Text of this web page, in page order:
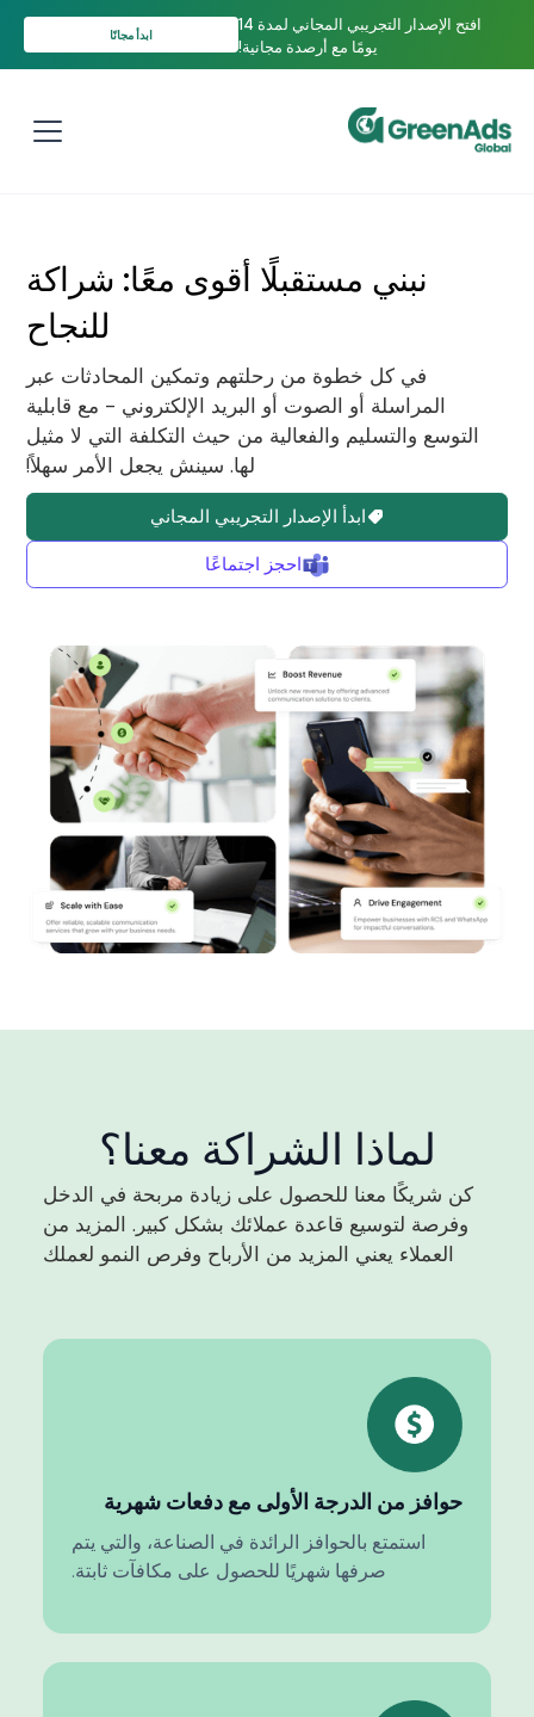
افتح الإصدار التجريبي المجاني لمدة 14
يومًا مع أرصدة مجانية!
ابدأ مجانًا
نبني مستقبلًا أقوى معًا: شراكة
للنجاح
في كل خطوة من رحلتهم وتمكين المحادثات عبر
المراسلة أو الصوت أو البريد الإلكتروني - مع قابلية
التوسع والتسليم والفعالية من حيث التكلفة التي لا مثيل
لها. سينش يجعل الأمر سهلاً!
ابدأ الإصدار التجريبي المجاني
احجز اجتماعًا
لماذا الشراكة معنا؟
كن شريكًا معنا للحصول على زيادة مربحة في الدخل
وفرصة لتوسيع قاعدة عملائك بشكل كبير. المزيد من
العملاء يعني المزيد من الأرباح وفرص النمو لعملك
حوافز من الدرجة الأولى مع دفعات شهرية
استمتع بالحوافز الرائدة في الصناعة، والتي يتم
صرفها شهريًا للحصول على مكافآت ثابتة.